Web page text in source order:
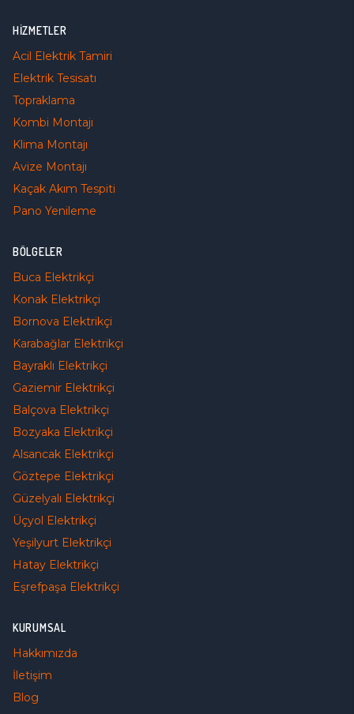
HIZMETLER
Acil Elektrik Tamiri
Elektrik Tesisatı
Topraklama
Kombi Montajı
Klima Montajı
Avize Montajı
Kaçak Akım Tespiti
Pano Yenileme
BÖLGELER
Buca Elektrikçi
Konak Elektrikçi
Bornova Elektrikçi
Karabağlar Elektrikçi
Bayraklı Elektrikçi
Gaziemir Elektrikçi
Balçova Elektrikçi
Bozyaka Elektrikçi
Alsancak Elektrikçi
Göztepe Elektrikçi
Güzelyalı Elektrikçi
Üçyol Elektrikçi
Yeşilyurt Elektrikçi
Hatay Elektrikçi
Eşrefpaşa Elektrikçi
KURUMSAL
Hakkımızda
İletişim
Blog